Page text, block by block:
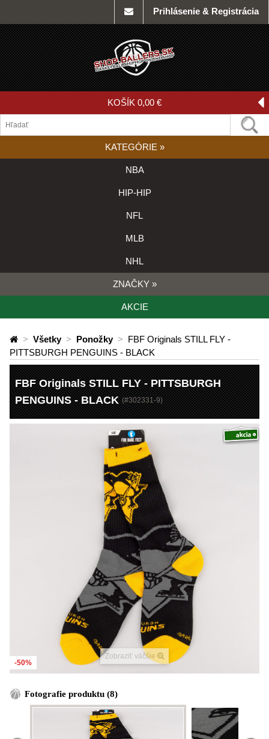
Prihlásenie & Registrácia
KOŠÍK 0,00 €
KATEGÓRIE »
NBA
HIP-HIP
NFL
MLB
NHL
ZNAČKY »
AKCIE
> Všetky > Ponožky > FBF Originals STILL FLY -
PITTSBURGH PENGUINS - BLACK
FBF Originals STILL FLY - PITTSBURGH
PENGUINS - BLACK (#302331-9)
Zobraziť väčšie
-50%
Fotografie produktu (8)